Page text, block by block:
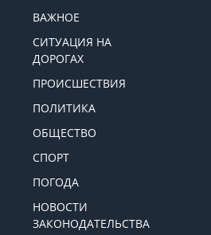
ВАЖНОЕ
СИТУАЦИЯ НА
ДОРОГАХ
ПРОИСШЕСТВИЯ
ПОЛИТИКА
ОБЩЕСТВО
СПОРТ
ПОГОДА
НОВОСТИ
ЗАКОНОДАТЕЛЬСТВА